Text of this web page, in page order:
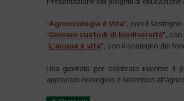
“Agroecologia è Vita”, con il sostegno
“Giovani custodi di biodiversità”,
“L’acqua è vita”, con il sostegno dei
Una giornata per celebrare insieme il
approccio ecologico e sistemico